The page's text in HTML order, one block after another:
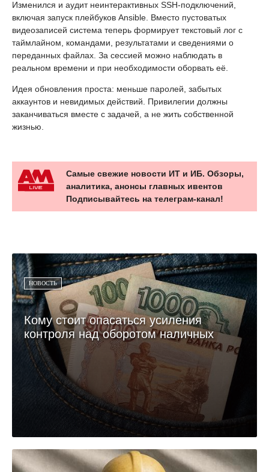
Изменился и аудит неинтерактивных SSH-подключений,
включая запуск плейбуков Ansible. Вместо пустоватых
видеозаписей система теперь формирует текстовый лог с
таймлайном, командами, результатами и сведениями о
переданных файлах. За сессией можно наблюдать в
реальном времени и при необходимости оборвать её.
Идея обновления проста: меньше паролей, забытых
аккаунтов и невидимых действий. Привилегии должны
заканчиваться вместе с задачей, а не жить собственной
жизнью.
Самые свежие новости ИТ и ИБ. Обзоры,
аналитика, анонсы главных ивентов
Подписывайтесь на телеграм-канал!
НОВОСТЬ
Кому стоит опасаться усиления
контроля над оборотом наличных